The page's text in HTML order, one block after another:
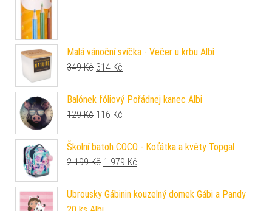
Malá vánoční svíčka - Večer u krbu Albi
349Kč Původní cena byla: 349 Kč.
314 Kč
Balónek fóliový Pořádnej kanec Albi
129Kč Původní cena byla: 129 Kč.
116 Kč
Školní batoh COCO - Koťátka a květy Topgal
2 199Kč Původní cena byla: 2 199 Kč.
1 979 Kč
Ubrousky Gábinin kouzelný domek Gábi a Pandy